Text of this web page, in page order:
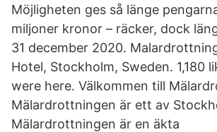
Möjligheten ges så länge
miljoner kronor – räcker, dock
31 december 2020.
Hotel, Stockholm, Sweden. 1,180
were here. Välkommen till
Mälardrottningen är ett av
Mälardrottningen är en äkta